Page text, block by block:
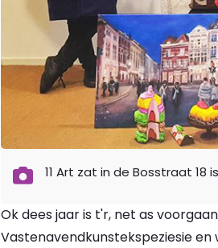
11 Art zat in de Bosstraat
Ok dees jaar is t'r, net as
Vastenavendkunstekspeziesie